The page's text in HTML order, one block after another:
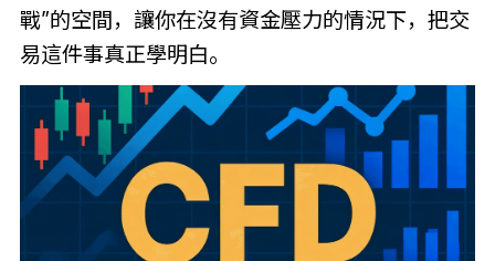
戰”的空間，讓你在沒有資金壓力的情況下，把交
易這件事真正學明白。